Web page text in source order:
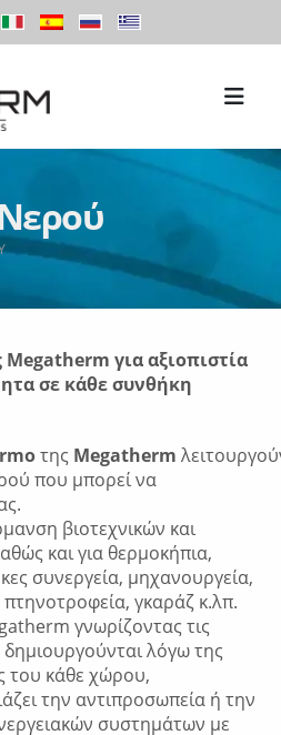
για αξιοπιστία
σε κάθε συνθήκη
της Megatherm
που μπορεί να
βιοτεχνικών και
και για θερμοκήπια,
συνεργεία, μηχανουργεία,
γκαράζ κ.λπ.
γνωρίζοντας τις
δημιουργούνται λόγω της
του κάθε χώρου,
την αντιπροσωπεία ή την
συστημάτων με